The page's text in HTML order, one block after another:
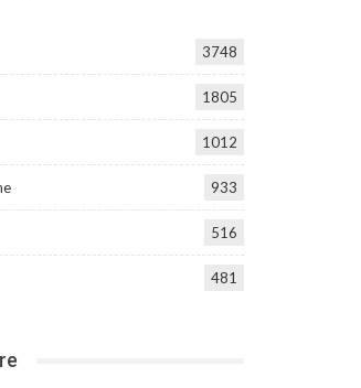
3748
1805
1012
933
516
481